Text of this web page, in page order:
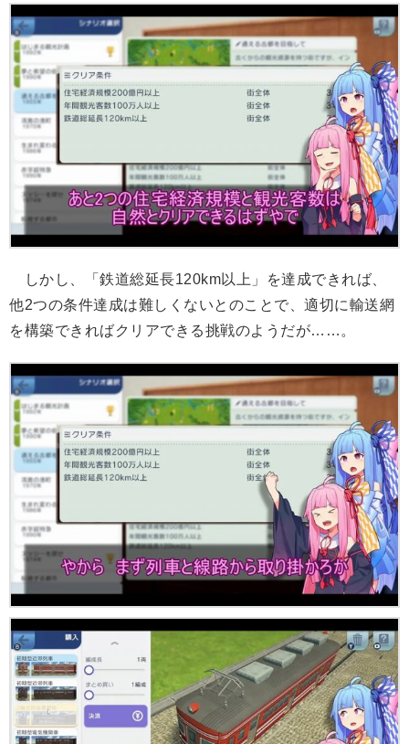
しかし、「鉄道総延長120km以上」を達成できれば、
他2つの条件達成は難しくないとのことで、適切に輸送網
を構築できればクリアできる挑戦のようだが……。